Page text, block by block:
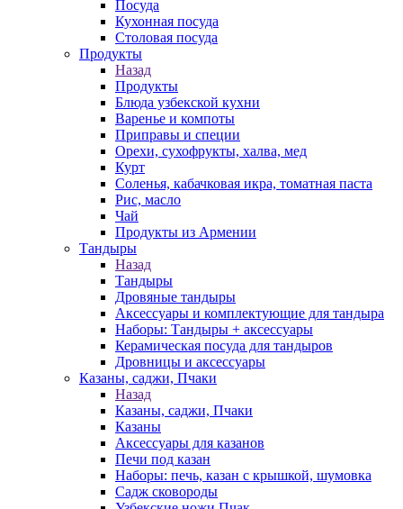
Посуда
Кухонная посуда
Столовая посуда
Продукты
Назад
Продукты
Блюда узбекской кухни
Варенье и компоты
Приправы и специи
Орехи, сухофрукты, халва, мед
Курт
Соленья, кабачковая икра, томатная паста
Рис, масло
Чай
Продукты из Армении
Тандыры
Назад
Тандыры
Дровяные тандыры
Аксессуары и комплектующие для тандыра
Наборы: Тандыры + аксессуары
Керамическая посуда для тандыров
Дровницы и аксессуары
Казаны, саджи, Пчаки
Назад
Казаны, саджи, Пчаки
Казаны
Аксессуары для казанов
Печи под казан
Наборы: печь, казан с крышкой, шумовка
Садж сковороды